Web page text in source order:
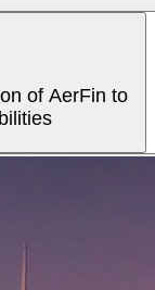
of AerFin to